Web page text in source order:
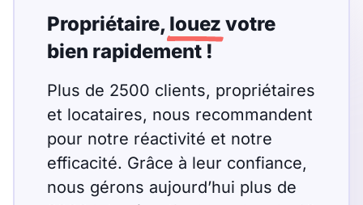
Propriétaire, louez votre
bien rapidement !
Plus de 2500 clients, propriétaires
et locataires, nous recommandent
pour notre réactivité et notre
efficacité. Grâce à leur confiance,
nous gérons aujourd’hui plus de